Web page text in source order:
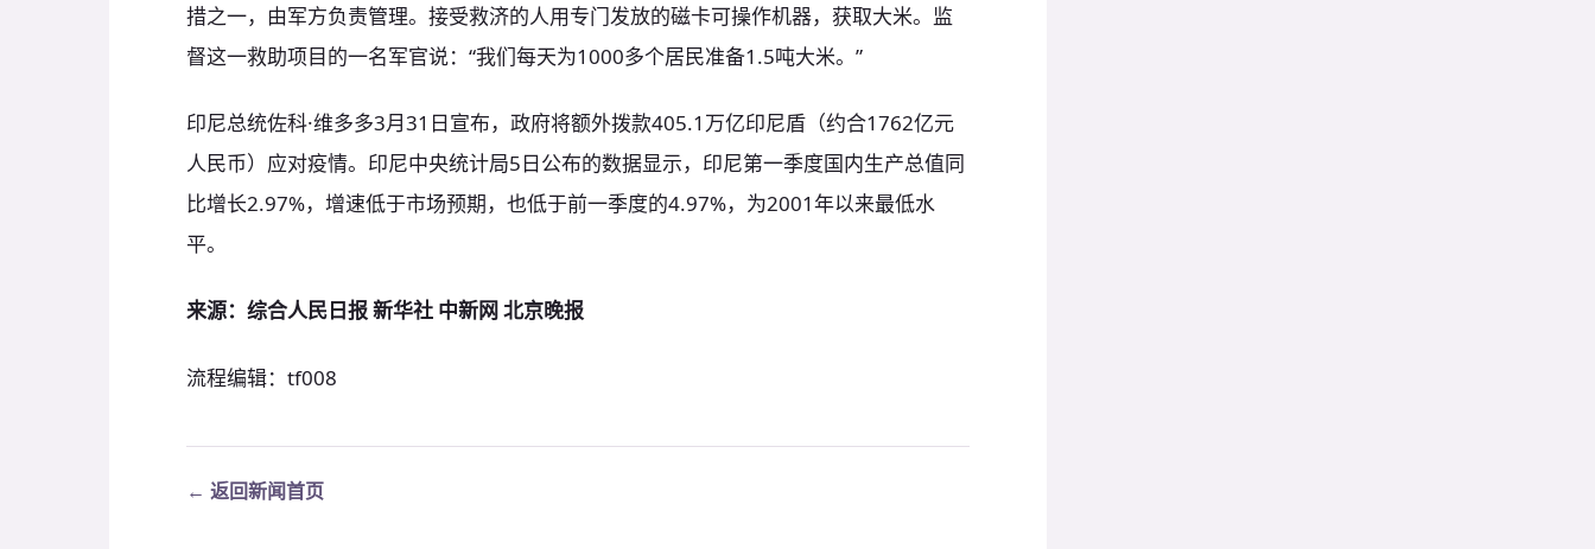
措之一，由军方负责管理。接受救济的人用专门发放的磁卡可操作机器，获取大米。监
督这一救助项目的一名军官说：“我们每天为1000多个居民准备1.5吨大米。”
印尼总统佐科·维多多3月31日宣布，政府将额外拨款405.1万亿印尼盾（约合1762亿元
人民币）应对疫情。印尼中央统计局5日公布的数据显示，印尼第一季度国内生产总值同
比增长2.97%，增速低于市场预期，也低于前一季度的4.97%，为2001年以来最低水
平。
来源：综合人民日报 新华社 中新网 北京晚报
流程编辑：tf008
← 返回新闻首页